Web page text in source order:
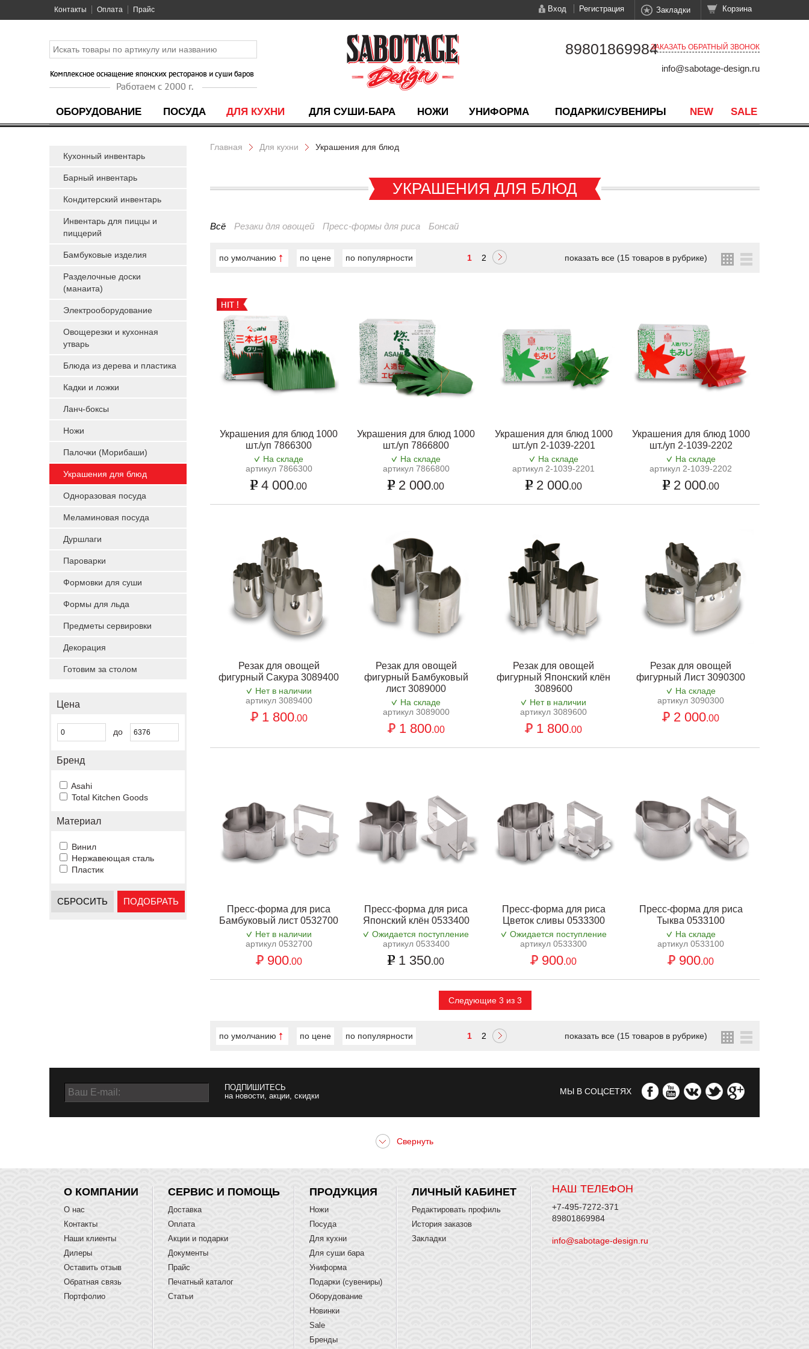
Контакты Оплата Прайс Вход Регистрация Закладки Корзина
ОБОРУДОВАНИЕ ПОСУДА ДЛЯ КУХНИ ДЛЯ СУШИ-БАРА НОЖИ УНИФОРМА ПОДАРКИ/СУВЕНИРЫ NEW SALE
89801869984ЗАКАЗАТЬ ОБРАТНЫЙ ЗВОНОК
info@sabotage-design.ru
Кухонный инвентарь
Барный инвентарь
Кондитерский инвентарь
Инвентарь для пиццы и
пиццерий
Бамбуковые изделия
Разделочные доски
(манаита)
Электрооборудование
Овощерезки и кухонная
утварь
Блюда из дерева и пластика
Кадки и ложки
Ланч-боксы
Ножи
Палочки (Морибаши)
Украшения для блюд
Одноразовая посуда
Меламиновая посуда
Дуршлаги
Пароварки
Формовки для суши
Формы для льда
Предметы сервировки
Декорация
Готовим за столом
Цена
до
Бренд
Asahi
Total Kitchen Goods
Материал
Винил
Нержавеющая сталь
Пластик
СБРОСИТЬ ПОДОБРАТЬ
Главная Для кухни Украшения для блюд
УКРАШЕНИЯ ДЛЯ БЛЮД
Всё Резаки для овощей Пресс-формы для риса Бонсай
1 2
по умолчанию по цене по популярности показать все (15 товаров в рубрике)
Украшения для блюд 1000
шт./уп 7866300
На складе
артикул 7866300
4 000.00
Украшения для блюд 1000
шт./уп 7866800
На складе
артикул 7866800
2 000.00
Украшения для блюд 1000
шт./уп 2-1039-2201
На складе
артикул 2-1039-2201
2 000.00
Украшения для блюд 1000
шт./уп 2-1039-2202
На складе
артикул 2-1039-2202
2 000.00
Резак для овощей
фигурный Сакура 3089400
Нет в наличии
артикул 3089400
1 800.00
Резак для овощей
фигурный Бамбуковый
лист 3089000
На складе
артикул 3089000
1 800.00
Резак для овощей
фигурный Японский клён
3089600
Нет в наличии
артикул 3089600
1 800.00
Резак для овощей
фигурный Лист 3090300
На складе
артикул 3090300
2 000.00
Пресс-форма для риса
Бамбуковый лист 0532700
Нет в наличии
артикул 0532700
900.00
Пресс-форма для риса
Японский клён 0533400
Ожидается поступление
артикул 0533400
1 350.00
Пресс-форма для риса
Цветок сливы 0533300
Ожидается поступление
артикул 0533300
900.00
Пресс-форма для риса
Тыква 0533100
На складе
артикул 0533100
900.00
Следующие 3 из 3
1 2
по умолчанию по цене по популярности показать все (15 товаров в рубрике)
ПОДПИШИТЕСЬ
на новости, акции, скидки
МЫ В СОЦСЕТЯХ
НАШ ТЕЛЕФОН
+7-495-7272-371
89801869984
info@sabotage-design.ru
О КОМПАНИИ
О нас
Контакты
Наши клиенты
Дилеры
Оставить отзыв
Обратная связь
Портфолио
СЕРВИС И ПОМОЩЬ
Доставка
Оплата
Акции и подарки
Документы
Прайс
Печатный каталог
Статьи
ПРОДУКЦИЯ
Ножи
Посуда
Для кухни
Для суши бара
Униформа
Подарки (сувениры)
Оборудование
Новинки
Sale
Бренды
ЛИЧНЫЙ КАБИНЕТ
Редактировать профиль
История заказов
Закладки